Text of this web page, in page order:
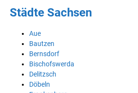
Städte Sachsen
Aue
Bautzen
Bernsdorf
Bischofswerda
Delitzsch
Döbeln